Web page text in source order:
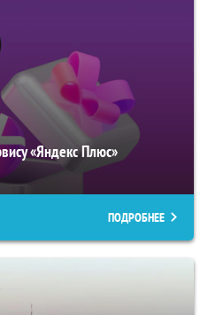
«Яндекс Плюс»
ПОДРОБНЕЕ